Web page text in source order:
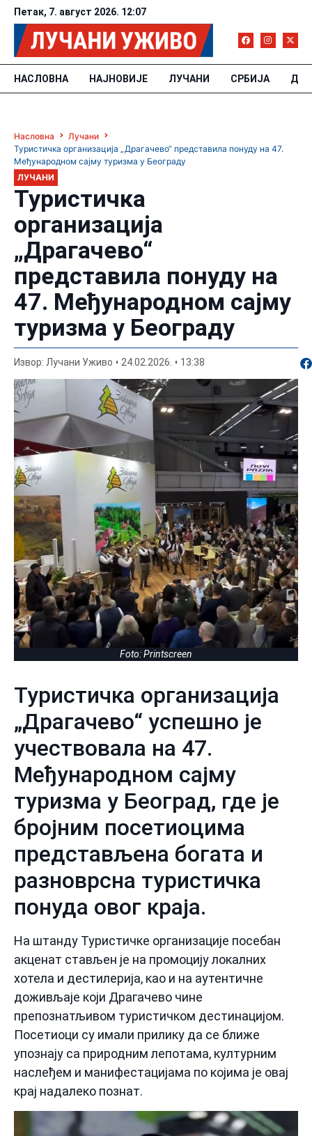
Петак, 7. август 2026. 12:07
НАСЛОВНА НАЈНОВИЈЕ ЛУЧАНИ СРБИЈА
Насловна
Лучани
Туристичка организација „Драгачево“ представила понуду на 47.
Међународном сајму туризма у Београду
ЛУЧАНИ
Туристичка
организација
„Драгачево“
представила понуду на
47. Међународном сајму
туризма у Београду
Извор: Лучани Уживо 24.02.2026. 13:38
Foto: Printscreen
Туристичка организација
„Драгачево“ успешно је
учествовала на 47.
Међународном сајму
туризма у Београд, где је
бројним посетиоцима
представљена богата и
разноврсна туристичка
понуда овог краја.
На штанду Туристичке организације посебан
акценат стављен је на промоцију локалних
хотела и дестилерија, као и на аутентичне
доживљаје који Драгачево чине
препознатљивом туристичком дестинацијом.
Посетиоци су имали прилику да се ближе
упознају са природним лепотама, културним
наслеђем и манифестацијама по којима је овај
крај надалеко познат.